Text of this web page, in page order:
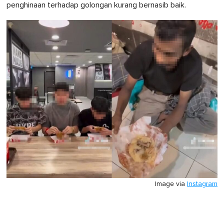
penghinaan terhadap golongan kurang bernasib baik.
Image via Instagram